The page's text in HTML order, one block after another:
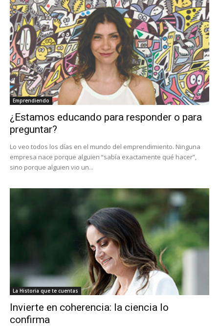
Emprendiendo
¿Estamos educando para responder o para
preguntar?
Lo veo todos los días en el mundo del emprendimiento. Ninguna
empresa nace porque alguien “sabía exactamente qué hacer”,
sino porque alguien vio un...
La Historia que te cuentas
Invierte en coherencia: la ciencia lo
confirma